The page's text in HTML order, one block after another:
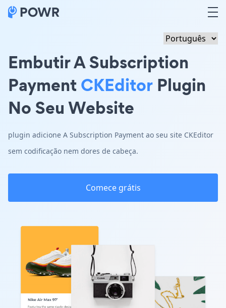
Embutir A Subscription
PaymentCKEditor Plugin
No Seu Website
plugin adicione A Subscription Payment ao seu site CKEditor
sem codificação nem dores de cabeça.
Comece grátis